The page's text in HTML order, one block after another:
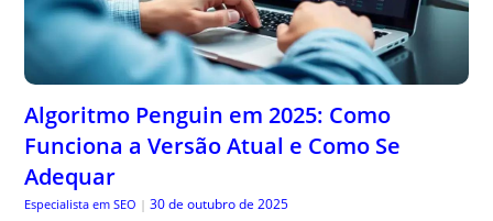
Algoritmo Penguin em 2025: Como
Funciona a Versão Atual e Como Se
Adequar
Especialista em SEO | 30 de outubro de 2025